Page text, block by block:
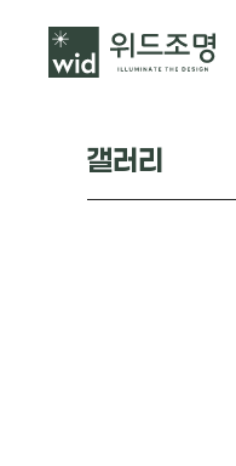
갤러리